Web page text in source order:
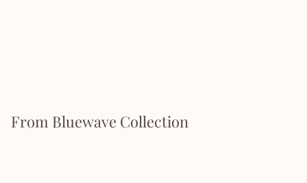
From Bluewave Collection